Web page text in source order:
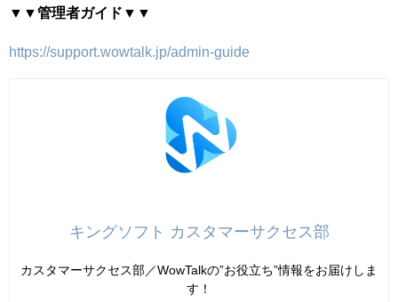
▼▼管理者ガイド▼▼
https://support.wowtalk.jp/admin-guide
キングソフト カスタマーサクセス部
カスタマーサクセス部／WowTalkの”お役立ち”情報をお届けしま
す！